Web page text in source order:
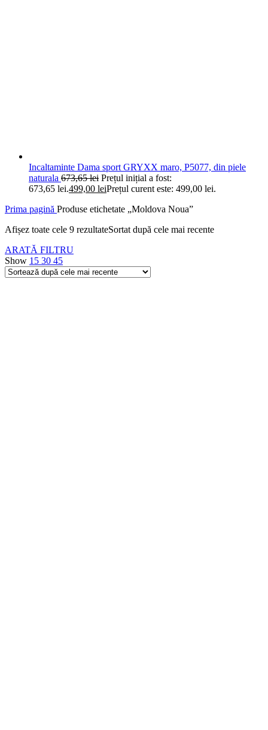
Incaltaminte Dama sport GRYXX maro, P5077, din piele
naturala 673,65lei Prețul inițial a fost:
673,65 lei.499,00 leiPrețul curent este: 499,00 lei.
Prima pagină Produse etichetate „Moldova Noua”
Afișez toate cele 9 rezultateSortat după cele mai recente
ARATĂ FILTRU
Show 15 30 45